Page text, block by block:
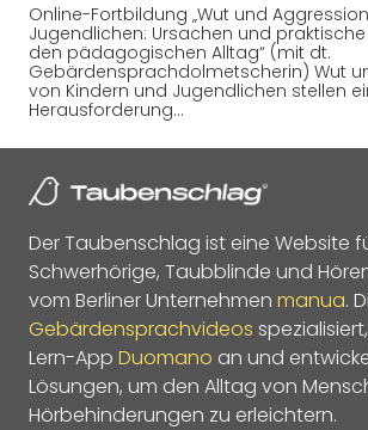
Online-Fortbildung „Wut und
Jugendlichen: Ursachen und
den pädagogischen Alltag“ (mit dt.
Gebärdensprachdolmetscherin) Wut
von Kindern und Jugendlichen stellen
Herausforderung…
Der Taubenschlag ist eine Website
Schwerhörige, Taubblinde und
vom Berliner Unternehmen manua.
Gebärdensprachvideos
Lern-App Duomano an und
Lösungen, um den Alltag von
Hörbehinderungen zu erleichtern.